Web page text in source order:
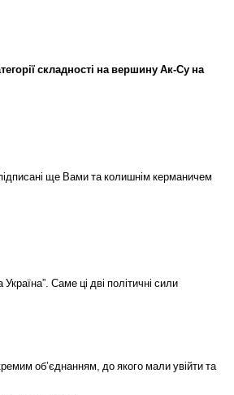
складності на вершину Ак-Су на
ще Вами та колишнім керманичем
Україна”. Саме ці дві політичні сили
об’єднанням, до якого мали увійти та